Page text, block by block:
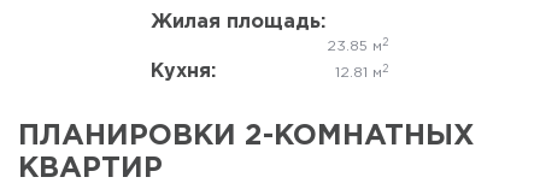
Жилая площадь:
23.85 м 2
Кухня: 12.81 м 2
ПЛАНИРОВКИ 2-КОМНАТНЫХ
КВАРТИР